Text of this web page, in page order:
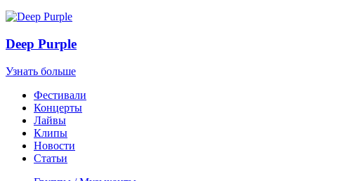
Deep Purple
Узнать больше
Фестивали
Концерты
Лайвы
Клипы
Новости
Статьи